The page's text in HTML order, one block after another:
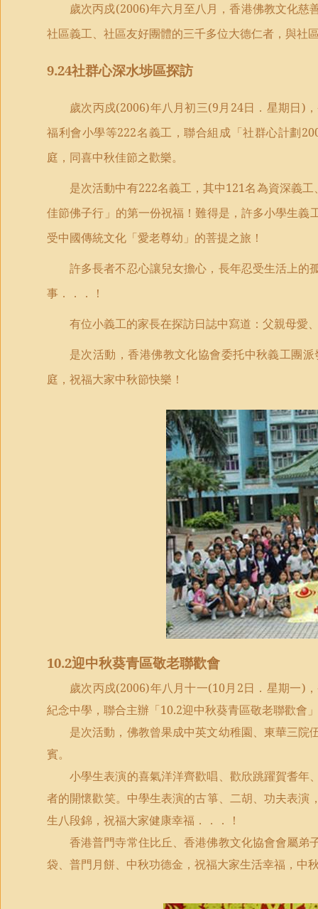
歲次丙戍(2006)年六月至八月，香港佛教文化慈
社區義工、社區友好團體的三千多位大德仁者，與社
9.24社群心深水埗區探訪
歲次丙戍(2006)年八月初三(9月 24日．星期日)
福利會小學等222名義工，聯合組成「社群心計劃
庭，同喜中秋佳節之歡樂。
是次活動中有222名義工，其中121名為資深義工
佳節佛子行」的第一份祝福！難得是，許多小學生
受中國傳統文化「愛老尊幼」的菩提之旅！
許多長者不忍心讓兒女擔心，長年忍受生活上
事．．．！
有位小義工的家長在探訪日誌中寫道：父親母愛
是次活動，香港佛教文化協會委托中秋義工團
庭，祝福大家中秋節快樂！
10.2迎中秋葵青區敬老聯歡會
歲次丙戍(2006)年八月十一(10月 2日．星期一)
紀念中學，聯合主辦「10.2迎中秋葵青區敬老聯歡會
是次活動，佛教曾果成中英文幼稚園、東華三
賓。
小學生表演的喜氣洋洋齊歡唱、歡欣跳躍賀耆
者的開懷歡笑。中學生表演的古箏、二胡、功夫表
生八段錦，祝福大家健康幸福．．．！
香港普門寺常住比丘、香港佛教文化協會會屬
袋、普門月餅、中秋功德金，祝福大家生活幸福，中